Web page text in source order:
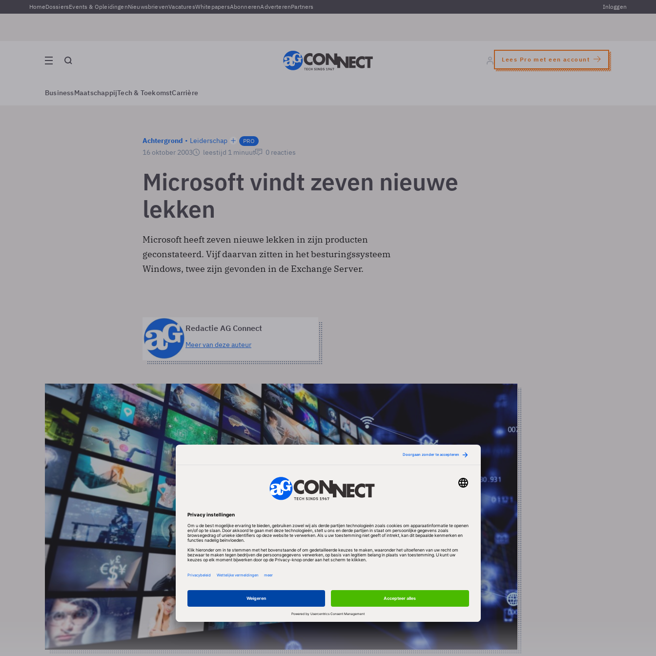
HomeDossiersEvents & OpleidingenNieuwsbrievenVacaturesWhitepapersAbonnerenAdverterenPartners Inloggen
Lees Pro met een account
BusinessMaatschappijTech & ToekomstCarrière
Achtergrond Leiderschap PRO
16 oktober 2003 leestijd 1 minuut 0 reacties
Microsoft vindt zeven nieuwe
lekken
Microsoft heeft zeven nieuwe lekken in zijn producten
geconstateerd. Vijf daarvan zitten in het besturingssysteem
Windows, twee zijn gevonden in de Exchange Server.
Redactie AG Connect
Meer van deze auteur